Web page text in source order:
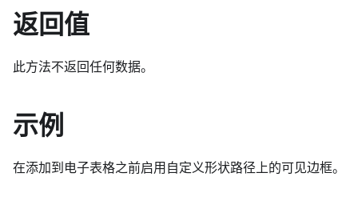
返回值
此方法不返回任何数据。
示例
在添加到电子表格之前启用自定义形状路径上的可见边框。